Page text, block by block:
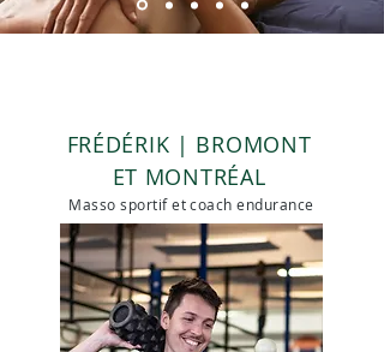
FRÉDÉRIK | BROMONT
ET MONTRÉAL
Masso sportif et coach endurance